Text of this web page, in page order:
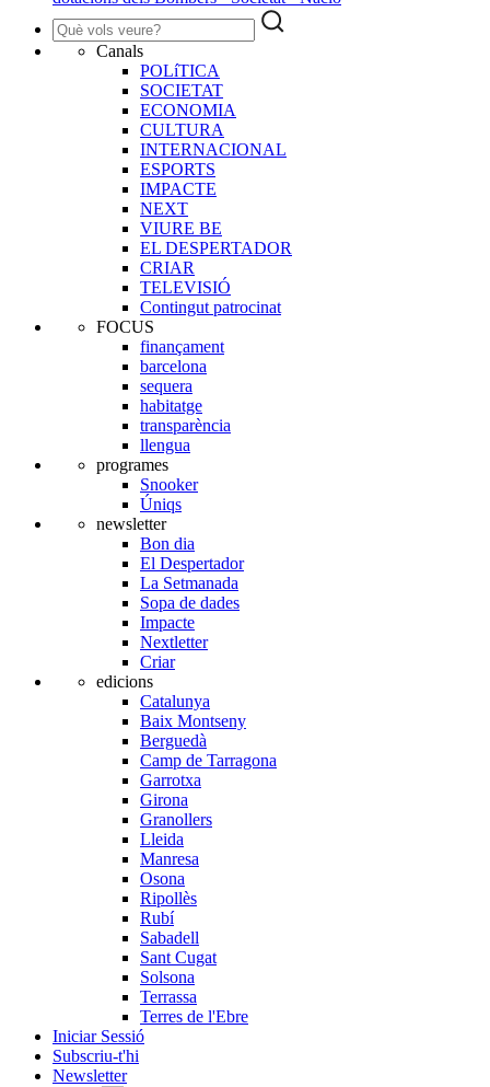
Canals
POLíTICA
SOCIETAT
ECONOMIA
CULTURA
INTERNACIONAL
ESPORTS
IMPACTE
NEXT
VIURE BE
EL DESPERTADOR
CRIAR
TELEVISIÓ
Contingut patrocinat
FOCUS
finançament
barcelona
sequera
habitatge
transparència
llengua
programes
Snooker
Úniqs
newsletter
Bon dia
El Despertador
La Setmanada
Sopa de dades
Impacte
Nextletter
Criar
edicions
Catalunya
Baix Montseny
Berguedà
Camp de Tarragona
Garrotxa
Girona
Granollers
Lleida
Manresa
Osona
Ripollès
Rubí
Sabadell
Sant Cugat
Solsona
Terrassa
Terres de l'Ebre
Iniciar Sessió
Subscriu-t'hi
Newsletter